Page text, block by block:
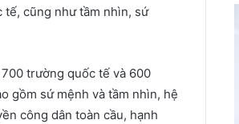
cũng như tầm nhìn, sứ
trường quốc tế và 600
gồm sứ mệnh và tầm nhìn, hệ
công dân toàn cầu, hạnh